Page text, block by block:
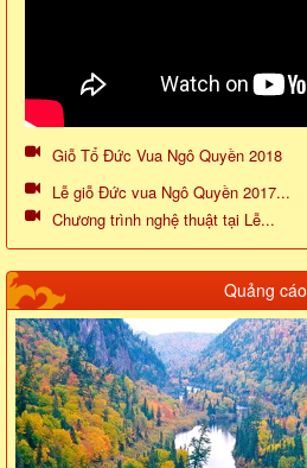
Giỗ Tổ Đức Vua Ngô Quyền 2018
Lễ giỗ Đức vua Ngô Quyền 2017...
Chương trình nghệ thuật tại Lễ...
Quảng cáo